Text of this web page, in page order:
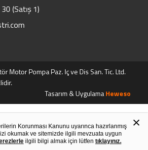
(Satış 1)
Motor Pompa Paz. Iç ve Dis San. Tic. Ltd.
Tasarım & UygulamaHeweso
×
Korunması Kanunu uyarınca hazırlanmış
okumak ve sitemizde ilgili mevzuata uygun
ilgili bilgi almak için lütfen tıklayınız.